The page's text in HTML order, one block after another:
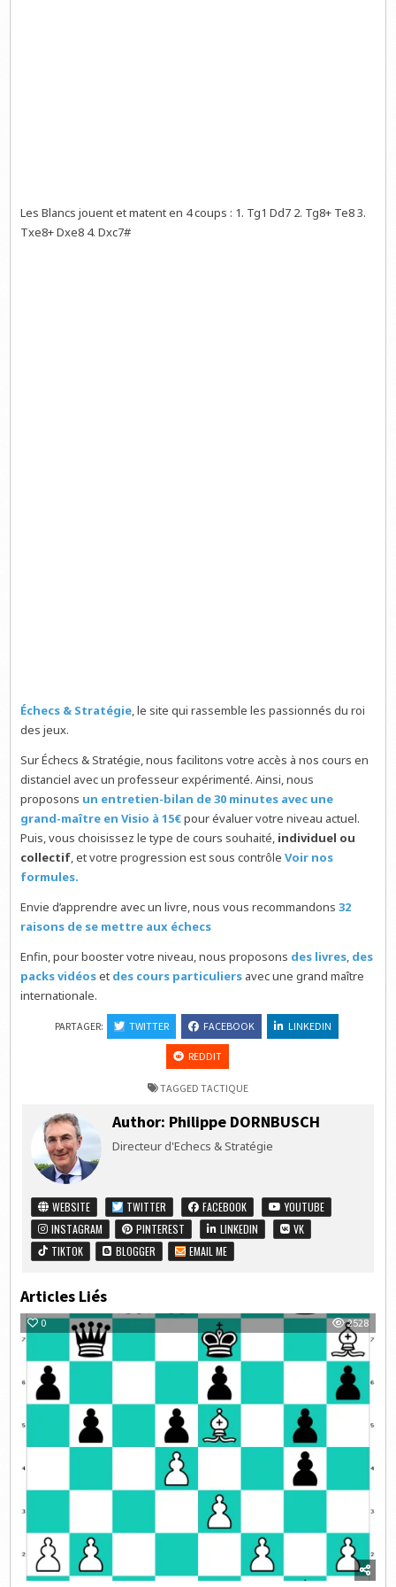
Les Blancs jouent et matent en 4 coups : 1. Tg1 Dd7 2. Tg8+ Te8 3.
Txe8+ Dxe8 4. Dxc7#
Échecs & Stratégie, le site qui rassemble les passionnés du roi
des jeux.
Sur Échecs & Stratégie, nous facilitons votre accès à nos cours en
distanciel avec un professeur expérimenté. Ainsi, nous
proposons un entretien-bilan de 30 minutes avec une
grand-maître en Visio à 15€pour évaluer votre niveau actuel.
Puis, vous choisissez le type de cours souhaité, individuel ou
collectif, et votre progression est sous contrôleVoir nos
formules.
Envie d’apprendre avec un livre, nous vous recommandons32
raisons de se mettre aux échecs
Enfin, pour booster votre niveau, nous proposons des livres, des
packs vidéoset des cours particuliers avec une grand maître
internationale.
PARTAGER: TWITTER FACEBOOK LINKEDIN
REDDIT
TAGGED TACTIQUE
Author: Philippe DORNBUSCH
Directeur d'Echecs & Stratégie
WEBSITE TWITTER FACEBOOK
YOUTUBE
INSTAGRAM
PINTEREST LINKEDIN
VK
TIKTOK
BLOGGER EMAIL ME
Articles Liés
0 2528